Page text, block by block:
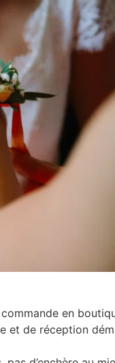
en
et de réception